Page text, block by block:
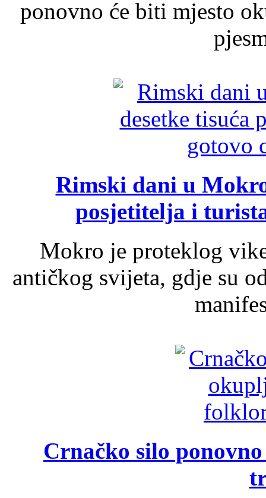
ponovno će biti mjesto
Rimski dani u
posjetitelja i
Mokro je proteklog
antičkog svijeta, gdje su
Crnačko silo